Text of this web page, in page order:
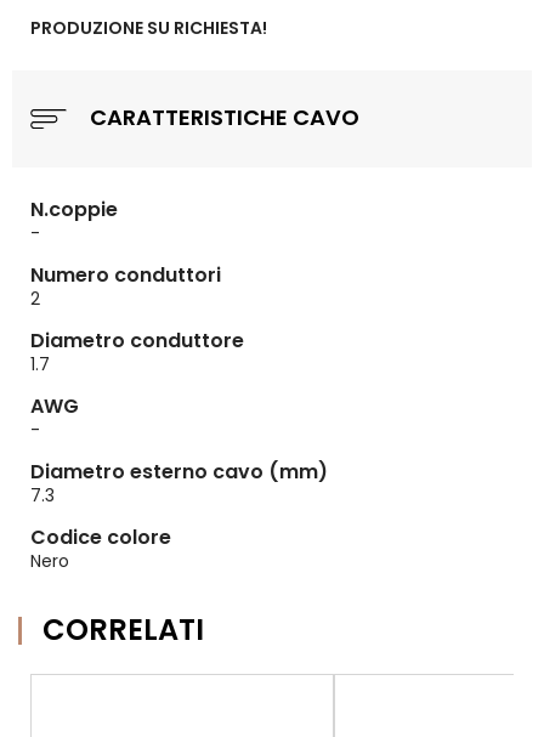
PRODUZIONE SU RICHIESTA!
CARATTERISTICHE CAVO
N.coppie
-
Numero conduttori
2
Diametro conduttore
1.7
AWG
-
Diametro esterno cavo (mm)
7.3
Codice colore
Nero
CORRELATI